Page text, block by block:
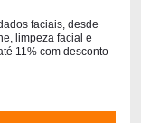
faciais, desde
limpeza facial e
11% com desconto